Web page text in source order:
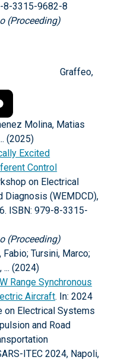
8-3315-9682-8
(Proceeding)
Graffeo,
Molina, Matias
(2025)
Excited
Control
on Electrical
Diagnosis (WEMDCD),
ISBN: 979-8-3315-
(Proceeding)
Tursini, Marco;
... (2024)
Range Synchronous
Aircraft. In: 2024
on Electrical Systems
and Road
ITEC 2024, Napoli,